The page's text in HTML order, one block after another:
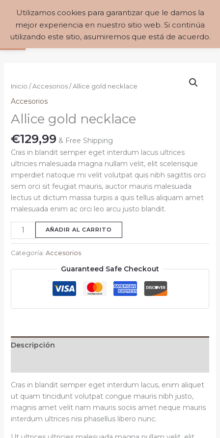
Abrir barra de herramientas
contenido
MAIN
MENU
Buscar €0,00
Inicio /Accesorios/ Allice gold necklace
Accesorios
Allice gold necklace
€129,99 & Free Shipping
Cras in blandit semper eget interdum lacus ultrices
ultricies malesuada magna nullam velit, elit scelerisque
imperdiet natoque mi velit volutpat quis nibh sagittis orci
sem orci sit feugiat mauris, auctor mauris malesuada
lectus ut dictum massa turpis a quis tellus aliquam amet
malesuada enim ac orci leo arcu justo blandit.
gold
cantidad
AÑADIR AL CARRITO
Categoría: Accesorios
Guaranteed Safe Checkout
Descripción
Cras in blandit semper eget interdum lacus, enim aliquet
ut quam tincidunt volutpat congue mauris nibh justo,
magnis amet velit nam mauris sociis amet neque mauris
interdum ultrices nisi phasellus libero nunc.
Utilizamos cookies para garantizar que le damos la
mejor experiencia en nuestro sitio web. Si continúa
utilizando este sitio, asumiremos que está de acuerdo.